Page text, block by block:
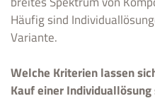
Häufig sind
Variante.
Welche Kriterien lassen
Kauf einer Individuallösung